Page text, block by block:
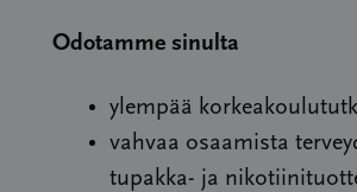
Odotamme sinulta
ylempää
vahvaa osaamista
tupakka- ja